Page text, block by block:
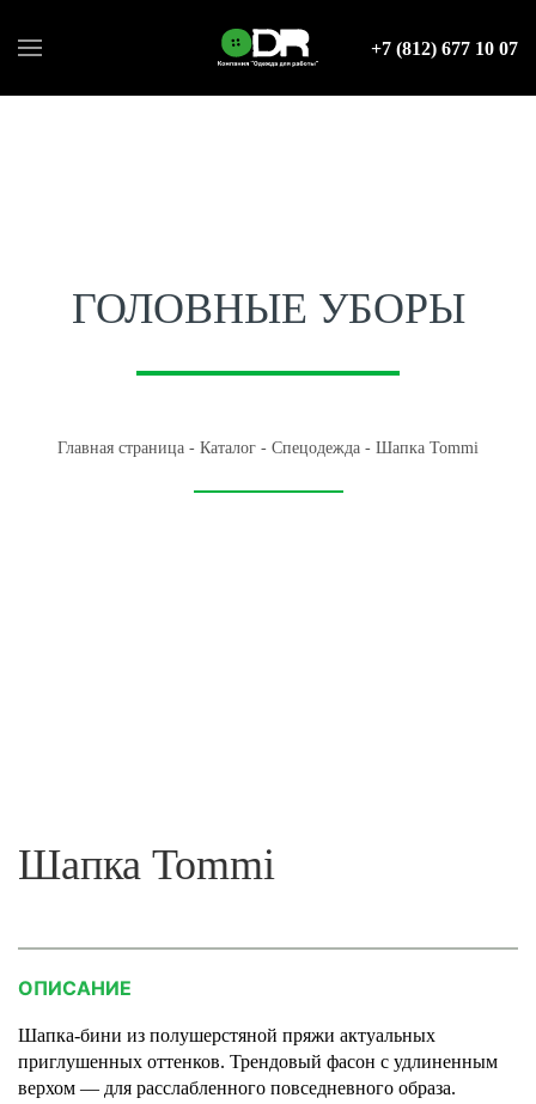
+7 (812) 677 10 07
ГОЛОВНЫЕ УБОРЫ
Главная страница - Каталог - Спецодежда - Шапка Tommi
Шапка Tommi
ОПИСАНИЕ
Шапка-бини из полушерстяной пряжи актуальных
приглушенных оттенков. Трендовый фасон с удлиненным
верхом — для расслабленного повседневного образа.